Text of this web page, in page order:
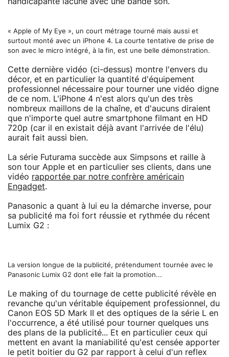
« Apple of My Eye », un court métrage tourné mais aussi et
surtout monté avec un iPhone 4. La courte tentative de prise de
son avec le micro intégré, à la fin, est une belle démonstration.
Cette dernière vidéo (ci-dessus) montre l'envers du
décor, et en particulier la quantité d'équipement
professionnel nécessaire pour tourner une vidéo digne
de ce nom. L'iPhone 4 n'est alors qu'un des très
nombreux maillons de la chaîne, et d'aucuns diraient
que n'importe quel autre smartphone filmant en HD
720p (car il en existait déjà avant l'arrivée de l'élu)
aurait fait aussi bien.
La série Futurama succède aux Simpsons et raille à
son tour Apple et en particulier ses clients, dans une
vidéo rapportée par notre confrère américain
Engadget.
Panasonic a quant à lui eu la démarche inverse, pour
sa publicité ma foi fort réussie et rythmée du récent
Lumix G2 :
La version longue de la publicité, prétendument tournée avec le
Panasonic Lumix G2 dont elle fait la promotion...
Le making of du tournage de cette publicité révèle en
revanche qu'un véritable équipement professionnel, du
Canon EOS 5D Mark II et des optiques de la série L en
l'occurrence, a été utilisé pour tourner quelques uns
des plans de la publicité... Et en particulier ceux qui
mettent en avant la maniabilité qu'est censée apporter
le petit boitier du G2 par rapport à celui d'un reflex